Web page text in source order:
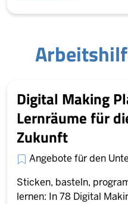
Digital Making
Lernräume für
Zukunft
Angebote für den
Sticken, basteln,
lernen: In 78 Digital